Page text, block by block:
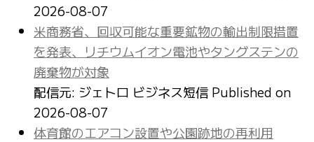
2026-08-07
米商務省、回収可能な重要鉱物の輸出制限措置
を発表、リチウムイオン電池やタングステンの
廃棄物が対象
配信元: ジェトロ ビジネス短信 Published on
2026-08-07
体育館のエアコン設置や公園跡地の再利用